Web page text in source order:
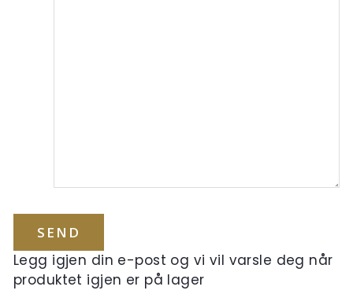
Legg igjen din e-post og vi vil varsle deg når
produktet igjen er på lager